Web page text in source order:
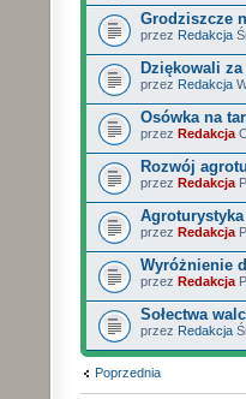
Grodziszcze
przez Redakcja
Dziękowali
przez Redakcja
Osówka na
przez Redakcja
Rozwój
przez Redakcja
przez Redakcja
Wyróżnienie
przez Redakcja
Sołectwa
przez Redakcja
Poprzednia